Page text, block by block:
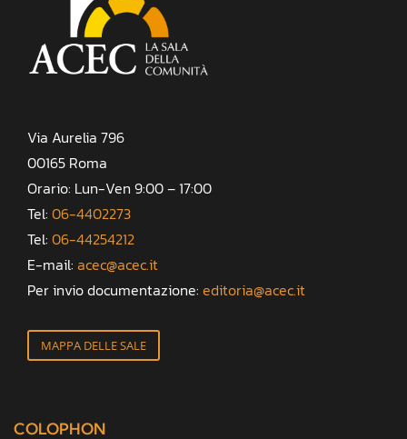
Via Aurelia 796
00165 Roma
Orario: Lun-Ven 9:00 – 17:00
Tel: 06-4402273
Tel: 06-44254212
E-mail: acec@acec.it
Per invio documentazione: editoria@acec.it
MAPPA DELLE SALE
COLOPHON